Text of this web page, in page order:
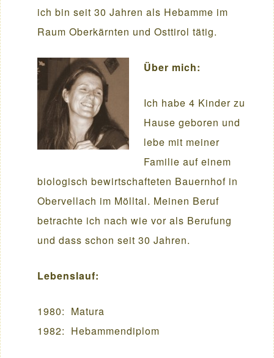
ich bin seit 30 Jahren als Hebamme im
Raum Oberkärnten und Osttirol tätig.
Über mich:
Ich habe 4 Kinder zu
Hause geboren und
lebe mit meiner
Familie auf einem
biologisch bewirtschafteten Bauernhof in
Obervellach im Mölltal. Meinen Beruf
betrachte ich nach wie vor als Berufung
und dass schon seit 30 Jahren.
Lebenslauf:
1980: Matura
1982: Hebammendiplom